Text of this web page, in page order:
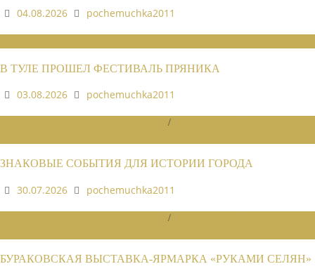
04.08.2026
pochemuchka2011
В ТУЛЕ ПРОШЕЛ ФЕСТИВАЛЬ ПРЯНИКА
03.08.2026
pochemuchka2011
/
ЗНАКОВЫЕ СОБЫТИЯ ДЛЯ ИСТОРИИ ГОРОДА
30.07.2026
pochemuchka2011
/
БУРАКОВСКАЯ ВЫСТАВКА-ЯРМАРКА «РУКАМИ СЕЛЯН»